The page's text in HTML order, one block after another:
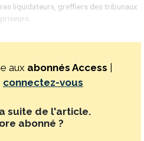
liquidateurs, greffiers des tribunaux
aux abonnés Access |
connectez-vous
suite de l'article.
abonné ?